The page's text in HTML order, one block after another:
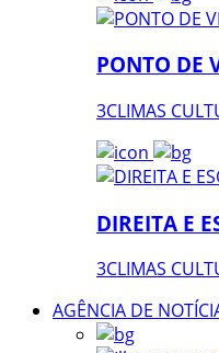
PONTO DE
3CLIMAS
DIREITA E
3CLIMAS
AGÊNCIA DE